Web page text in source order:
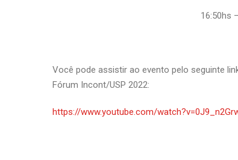
16:50hs
Você pode assistir ao evento pelo seguinte
Fórum Incont/USP 2022:
https://www.youtube.com/